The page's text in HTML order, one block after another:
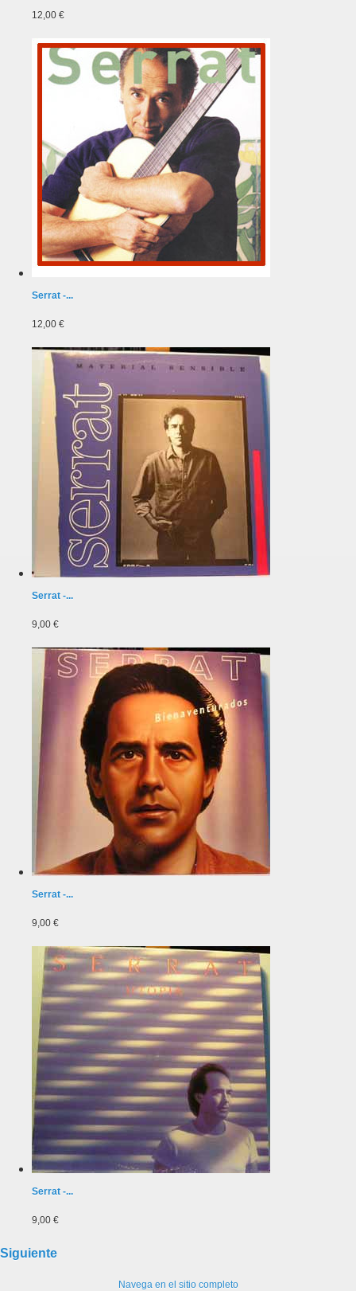
12,00 €
Serrat -...
12,00 €
Serrat -...
9,00 €
Serrat -...
9,00 €
Serrat -...
9,00 €
Siguiente
Navega en el sitio completo